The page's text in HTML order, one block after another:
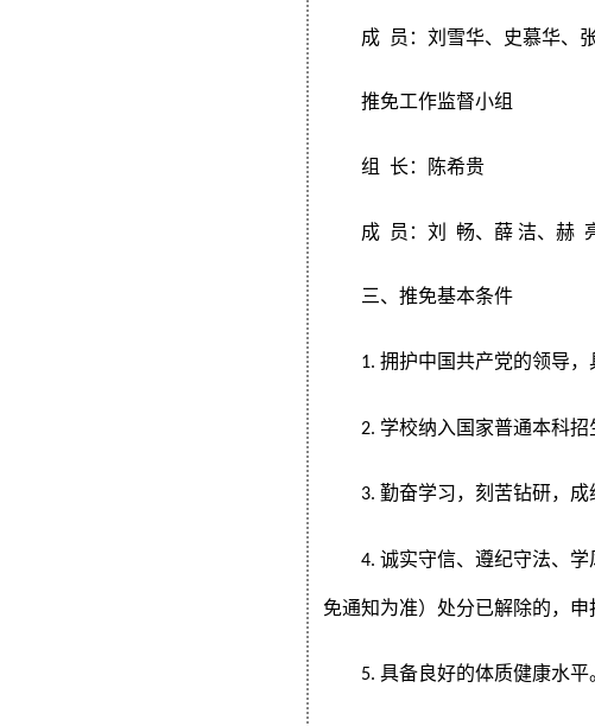
成 员：刘雪华、史慕华、
推免工作监督小组
组 长：陈希贵
成 员：刘 畅、薛 洁、赫
三、推免基本条件
1.拥护中国共产党的领导
2. 学校纳入国家普通本科
3.勤奋学习，刻苦钻研，
4.诚实守信、遵纪守法、
免通知为准）处分已解除的，申
5.具备良好的体质健康水平